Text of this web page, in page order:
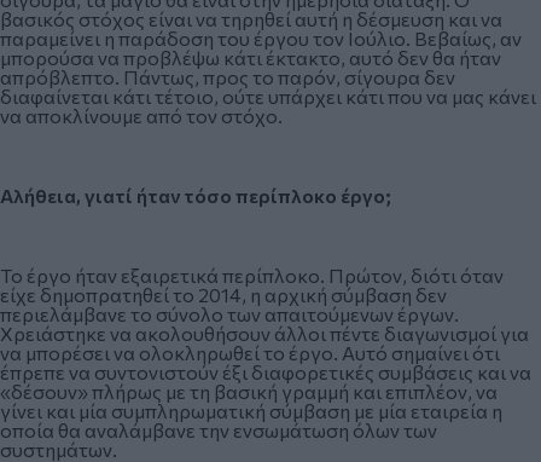
βασικός στόχος είναι να τηρηθεί αυτή η δέσμευση και να
παραμείνει η παράδοση του έργου τον Ιούλιο. Βεβαίως, αν
μπορούσα να προβλέψω κάτι έκτακτο, αυτό δεν θα ήταν
απρόβλεπτο. Πάντως, προς το παρόν, σίγουρα δεν
διαφαίνεται κάτι τέτοιο, ούτε υπάρχει κάτι που να μας κάνει
να αποκλίνουμε από τον στόχο.
Αλήθεια, γιατί ήταν τόσο περίπλοκο έργο;
Το έργο ήταν εξαιρετικά περίπλοκο. Πρώτον, διότι όταν
είχε δημοπρατηθεί το 2014, η αρχική σύμβαση δεν
περιελάμβανε το σύνολο των απαιτούμενων έργων.
Χρειάστηκε να ακολουθήσουν άλλοι πέντε διαγωνισμοί για
να μπορέσει να ολοκληρωθεί το έργο. Αυτό σημαίνει ότι
έπρεπε να συντονιστούν έξι διαφορετικές συμβάσεις και να
«δέσουν» πλήρως με τη βασική γραμμή και επιπλέον, να
γίνει και μία συμπληρωματική σύμβαση με μία εταιρεία η
οποία θα αναλάμβανε την ενσωμάτωση όλων των
συστημάτων.